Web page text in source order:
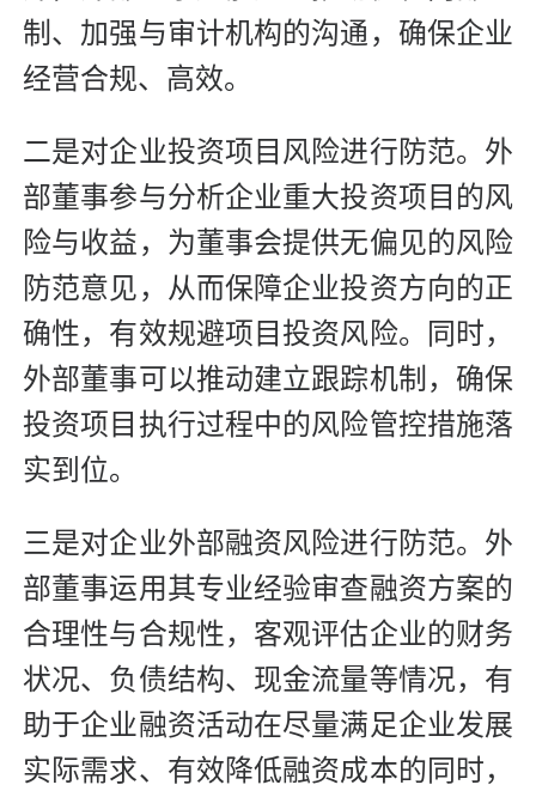
制、加强与审计机构的沟通，确保企业
经营合规、高效。
二是对企业投资项目风险进行防范。外
部董事参与分析企业重大投资项目的风
险与收益，为董事会提供无偏见的风险
防范意见，从而保障企业投资方向的正
确性，有效规避项目投资风险。同时，
外部董事可以推动建立跟踪机制，确保
投资项目执行过程中的风险管控措施落
实到位。
三是对企业外部融资风险进行防范。外
部董事运用其专业经验审查融资方案的
合理性与合规性，客观评估企业的财务
状况、负债结构、现金流量等情况，有
助于企业融资活动在尽量满足企业发展
实际需求、有效降低融资成本的同时，